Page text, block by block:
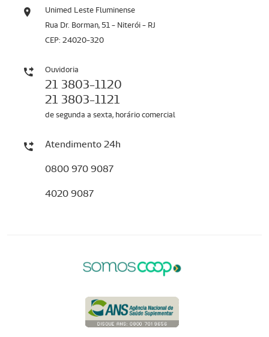
Unimed Leste Fluminense
Rua Dr. Borman, 51 - Niterói - RJ
CEP: 24020-320
Ouvidoria
21 3803-1120
21 3803-1121
de segunda a sexta, horário comercial
Atendimento 24h
0800 970 9087
4020 9087